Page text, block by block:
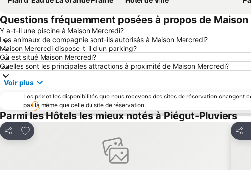
Questions fréquemment posées à propos de
Y a-t-il une piscine à Maison Mercredi?
Les animaux de compagnie sont-ils autorisés à Maison Mercredi?
Maison Mercredi dispose-t-il d'un parking?
Où est situé Maison Mercredi?
Quelles sont les principales attractions à proximité de Maison Mercredi?
Voir plus
Les prix et les disponibilités que nous recevons des sites de réservation changent
pas la même que celle du site de réservation.
Parmi les Hôtels les mieux notés à Piégut-Pluviers
Partager
Ajouter à mes favoris